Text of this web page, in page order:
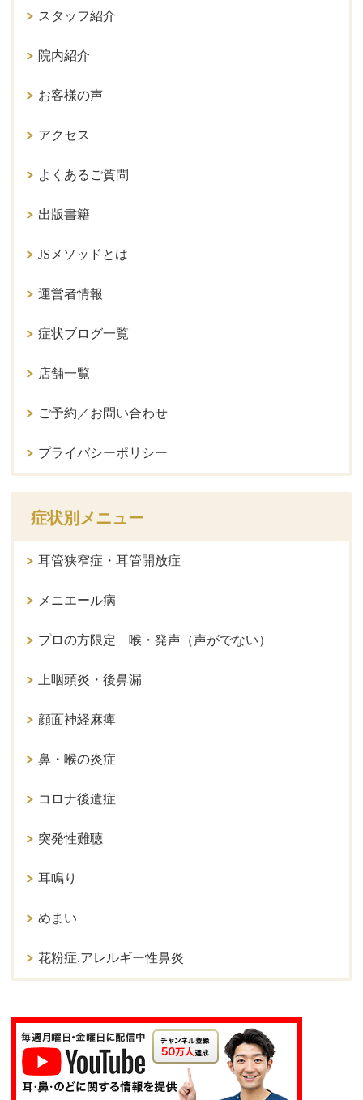
スタッフ紹介
院内紹介
お客様の声
アクセス
よくあるご質問
出版書籍
JSメソッドとは
運営者情報
症状ブログ一覧
店舗一覧
ご予約／お問い合わせ
プライバシーポリシー
症状別メニュー
耳管狭窄症・耳管開放症
メニエール病
プロの方限定 喉・発声（声がでない）
上咽頭炎・後鼻漏
顔面神経麻痺
鼻・喉の炎症
コロナ後遺症
突発性難聴
耳鳴り
めまい
花粉症.アレルギー性鼻炎